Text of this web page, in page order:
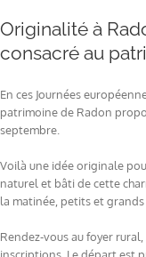
Originalité à
consacré au
En ces Journées
patrimoine de Radon
septembre.
Voilà une idée originale
naturel et bâti de cette
la matinée, petits et
Rendez-vous au foyer